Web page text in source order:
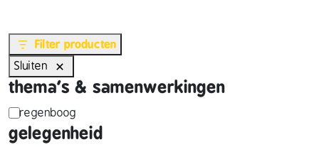
Filter producten
Sluiten
thema's & samenwerkingen
t
h
regenboog
gelegenheid